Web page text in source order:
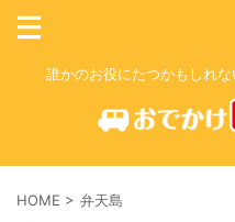
誰かのお役にたつかもしれ
HOME > 弁天島